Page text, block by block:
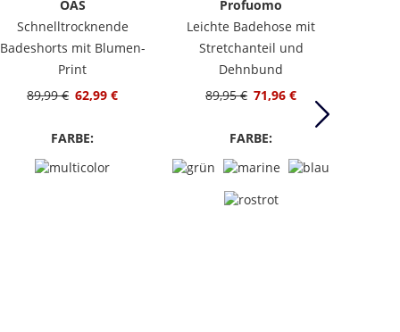
OAS
Schnelltrocknende
Badeshorts mit Blumen-
Print
89,99 € 62,99 €
FARBE:
Profuomo
Leichte Badehose mit
Stretchanteil und
Dehnbund
89,95 € 71,96 €
FARBE: